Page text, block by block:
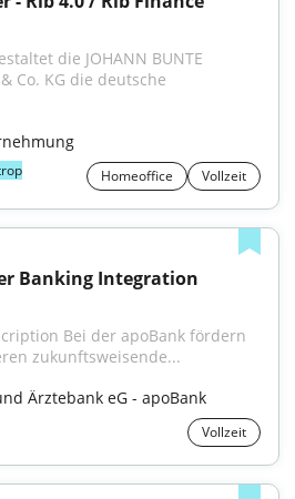
die JOHANN BUNTE
Co. KG die deutsche
Homeoffice Vollzeit
Banking Integration
Bei der apoBank fördern
zukunftsweisende...
Ärztebank eG - apoBank
Vollzeit